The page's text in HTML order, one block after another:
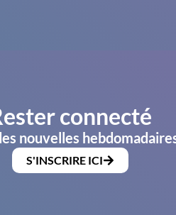
connecté
nouvelles
S'INSCRIRE ICI